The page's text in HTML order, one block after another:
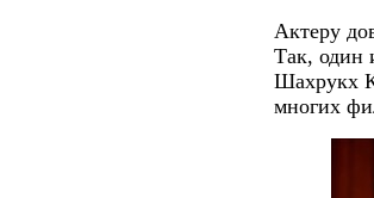
Актеру
Так, один
Шахрукх
многих